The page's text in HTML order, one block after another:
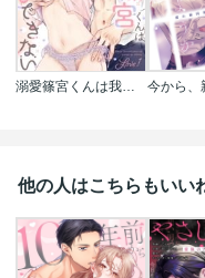
他の人はこちらもいい